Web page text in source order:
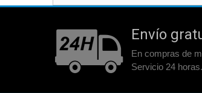
Envío
En compras de
Servicio 24 horas.